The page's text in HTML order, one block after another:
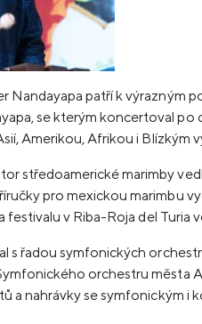
Nandayapa patří k výrazným
se kterým koncertoval po
Amerikou, Afrikou i Blízkým
středoamerické marimby
pro mexickou marimbu
festivalu v Riba-Roja del Turia
s řadou symfonických
orchestru města
a nahrávky se symfonickým i